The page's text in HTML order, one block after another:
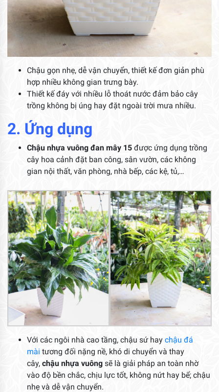
Chậu gọn nhẹ, dễ vận chuyển, thiết kế đơn giản phù
hợp nhiều không gian trưng bày.
Thiết kế đáy với nhiều lỗ thoát nước đảm bảo cây
trồng không bị úng hay đặt ngoài trời mưa nhiều.
2. Ứng dụng
Chậu nhựa vuông đan mây 15 được ứng dụng trồng
cây hoa cảnh đặt ban công, sân vườn, các không
gian nội thất, văn phòng, nhà bếp, các kệ, tủ,…
Với các ngôi nhà cao tầng, chậu sứ hay chậu đá
mài tương đối nặng nề, khó di chuyển và thay
cây, chậu nhựa vuông sẽ là giải pháp an toàn nhờ
vào độ bền chắc, chịu lực tốt, không nứt hay bể; chậu
nhẹ và dễ vận chuyển.